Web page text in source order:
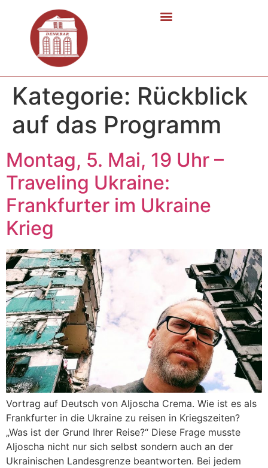
Kategorie: Rückblick
auf das Programm
Montag, 5. Mai, 19 Uhr –
Traveling Ukraine:
Frankfurter im Ukraine
Krieg
Vortrag auf Deutsch von Aljoscha Crema. Wie ist es als
Frankfurter in die Ukraine zu reisen in Kriegszeiten?
„Was ist der Grund Ihrer Reise?“ Diese Frage musste
Aljoscha nicht nur sich selbst sondern auch an der
Ukrainischen Landesgrenze beantworten. Bei jedem